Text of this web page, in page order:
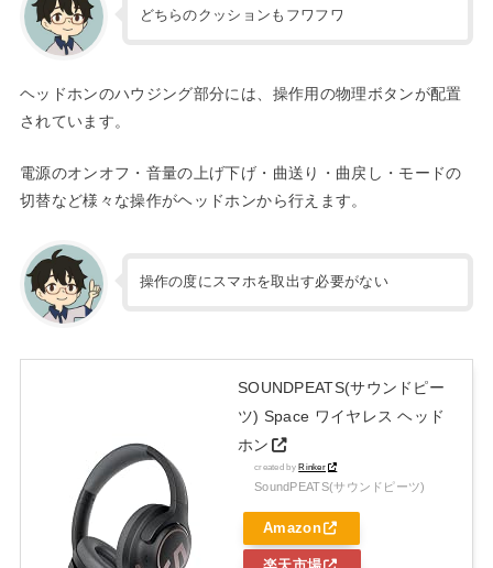
どちらのクッションもフワフワ
ヘッドホンのハウジング部分には、操作用の物理ボタンが配置
されています。
電源のオンオフ・音量の上げ下げ・曲送り・曲戻し・モードの
切替など様々な操作がヘッドホンから行えます。
操作の度にスマホを取出す必要がない
SOUNDPEATS(サウンドピー
ツ) Space ワイヤレス ヘッド
ホン
created byRinker
SoundPEATS(サウンドピーツ)
Amazon